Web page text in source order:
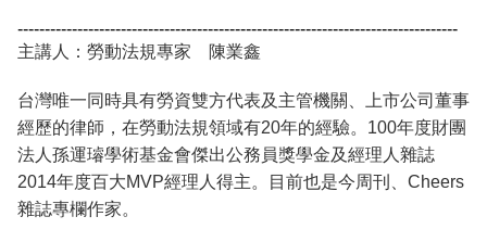
---------------------------------------------------------------------------------
主講人：勞動法規專家 陳業鑫
台灣唯一同時具有勞資雙方代表及主管機關、上市公司董事
經歷的律師，在勞動法規領域有20年的經驗。100年度財團
法人孫運璿學術基金會傑出公務員獎學金及經理人雜誌
2014年度百大MVP經理人得主。目前也是今周刊、Cheers
雜誌專欄作家。